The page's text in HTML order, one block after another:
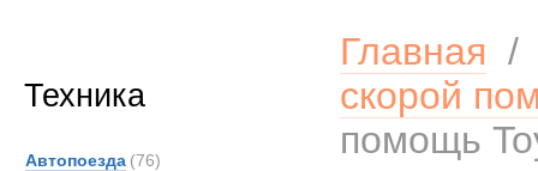
Техника
Автопоезда (76)
Главная
скорой
помощь